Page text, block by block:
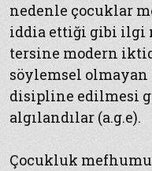
nedenle çocuklar
iddia ettiği gibi ilgi
tersine modern
söylemsel
disipline edilmesi
algılandılar (a.g.e).
Çocukluk